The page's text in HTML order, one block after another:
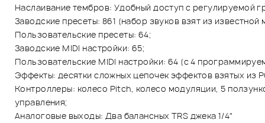
Наслаивание тембров: Удобный доступ с регулируемой
Заводские пресеты: 861 (набор звуков взят из
Пользовательские пресеты: 64;
Заводские MIDI настройки: 65;
Пользовательские MIDI настройки: 64 (с 4
Эффекты: десятки сложных цепочек эффектов взятых из
Контроллеры: колесо Pitch, колесо модуляции, 5
управления;
Аналоговые выходы: Два балансных TRS джека 1/4"